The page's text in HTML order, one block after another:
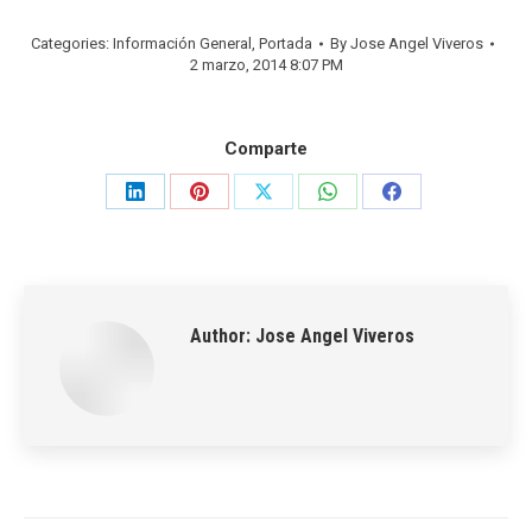
Categories: Información General , Portada By Jose Angel Viveros
2 marzo, 2014 8:07 PM
Comparte
Share
Share
Share
Share
Share
Author: Jose Angel Viveros